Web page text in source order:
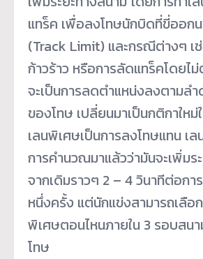
แทร็ค เพื่อลงโทษนักบิดที่ขี่ออก
(Track Limit) และกรณีต่างๆ เ
ก้าวร้าว หรือการลัดแทร็คโดยไ
จะเป็นการลดตำแหน่งลงตามล
ของโทษ เปลี่ยนมาเป็นกติกาให
เลนพิเศษเป็นการลงโทษแทน เ
การคำนวณมาแล้วว่ามันจะเพิ่มร
จากเดิมราวๆ 2 – 4 วินาทีต่อกา
หนึ่งครั้ง แต่นักแข่งสามารถเลือก
พิเศษตอนไหนภายใน 3 รอบสน
โทษ